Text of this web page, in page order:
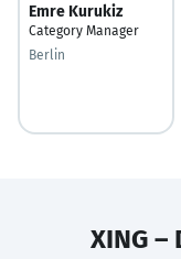
Emre Kurukiz
Category Manager
Berlin
XING